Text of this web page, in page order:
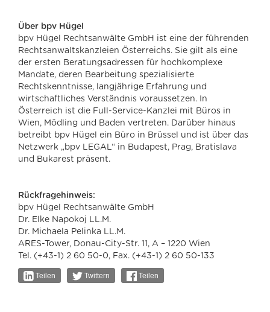
Über bpv Hügel
bpv Hügel Rechtsanwälte GmbH ist eine der führenden
Rechtsanwaltskanzleien Österreichs. Sie gilt als eine
der ersten Beratungsadressen für hochkomplexe
Mandate, deren Bearbeitung spezialisierte
Rechtskenntnisse, langjährige Erfahrung und
wirtschaftliches Verständnis voraussetzen. In
Österreich ist die Full-Service-Kanzlei mit Büros in
Wien, Mödling und Baden vertreten. Darüber hinaus
betreibt bpv Hügel ein Büro in Brüssel und ist über das
Netzwerk „bpv LEGAL“ in Budapest, Prag, Bratislava
und Bukarest präsent.
Rückfragehinweis:
bpv Hügel Rechtsanwälte GmbH
Dr. Elke Napokoj LL.M.
Dr. Michaela Pelinka LL.M.
ARES-Tower, Donau-City-Str. 11, A – 1220 Wien
Tel. (+43-1) 2 60 50-0, Fax. (+43-1) 2 60 50-133
Teilen Twittern Teilen